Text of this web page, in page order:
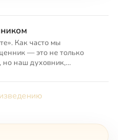
Как часто мы
— это не только
наш духовник,